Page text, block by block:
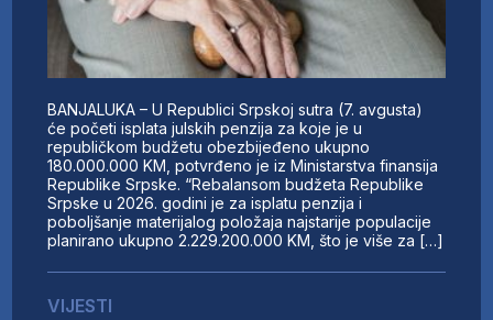
BANJALUKA – U Republici Srpskoj sutra (7. avgusta)
će početi isplata julskih penzija za koje je u
republičkom budžetu obezbijeđeno ukupno
180.000.000 KM, potvrđeno je iz Ministarstva finansija
Republike Srpske. “Rebalansom budžeta Republike
Srpske u 2026. godini je za isplatu penzija i
poboljšanje materijalog položaja najstarije populacije
planirano ukupno 2.229.200.000 KM, što je više za […]
VIJESTI